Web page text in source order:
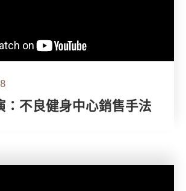
：不良健身中心銷售手法